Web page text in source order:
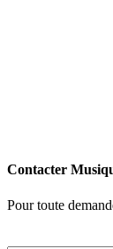
Contacter
Pour toute